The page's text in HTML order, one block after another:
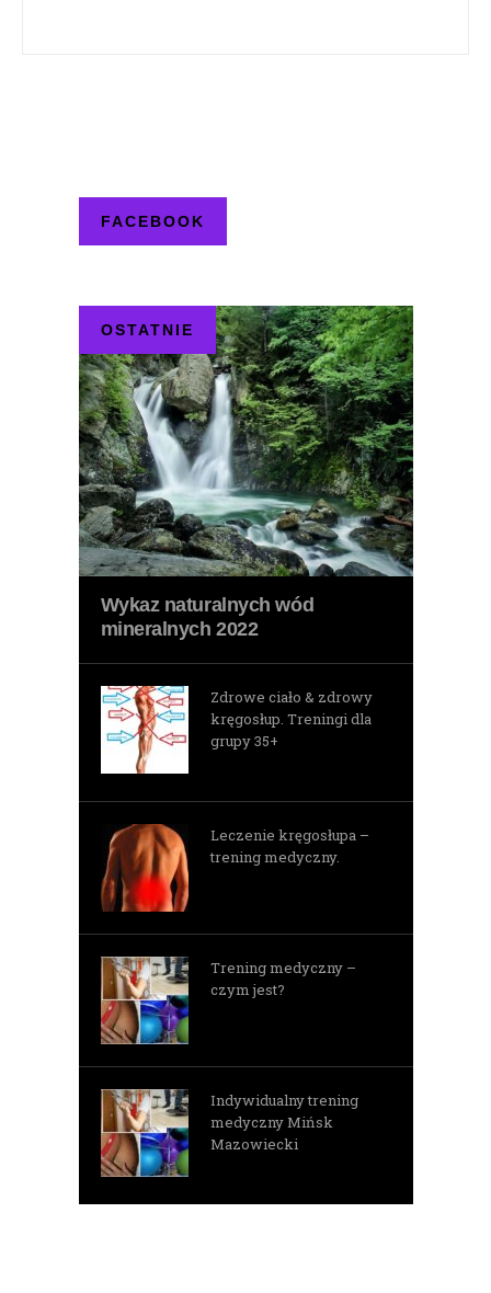
FACEBOOK
OSTATNIE
Wykaz naturalnych wód
mineralnych 2022
Zdrowe ciało & zdrowy
kręgosłup. Treningi dla
grupy 35+
Leczenie kręgosłupa –
trening medyczny.
Trening medyczny –
czym jest?
Indywidualny trening
medyczny Mińsk
Mazowiecki